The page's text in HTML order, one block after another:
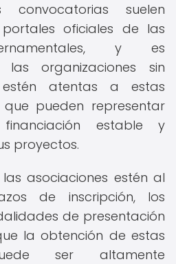
suelen
oficiales de las
y es
organizaciones sin
atentas a estas
pueden representar
estable y
proyectos.
asociaciones estén al
de inscripción, los
de presentación
la obtención de estas
ser altamente